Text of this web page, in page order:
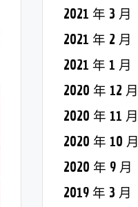
2021 年 3 月
2021 年 2 月
2021 年 1 月
2020 年 12 月
2020 年 11 月
2020 年 10 月
2020 年 9 月
2019 年 3 月